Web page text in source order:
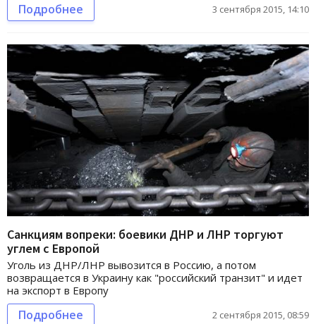
Подробнее 3 сентября 2015, 14:10
Санкциям вопреки: боевики ДНР и ЛНР торгуют
углем с Европой
Уголь из ДНР/ЛНР вывозится в Россию, а потом
возвращается в Украину как "российский транзит" и идет
на экспорт в Европу
Подробнее 2 сентября 2015, 08:59